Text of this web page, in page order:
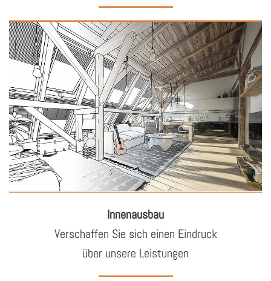
In­nen­aus­bau
Ver­schaf­fen Sie sich einen Ein­druck
über un­se­re Leis­tun­gen